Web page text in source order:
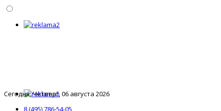
Сегодня: Четверг, 06 августа 2026
8 (495) 786-54-05